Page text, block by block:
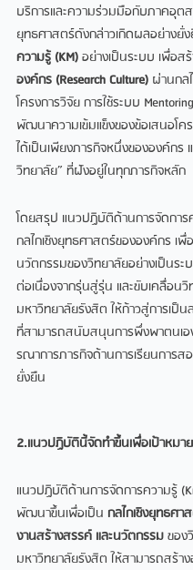
บริการและความร่วมมือกับภาคอุต
ยุทธศาสตร์ดังกล่าวเกิดผลอย่าง
ความรู้ (KM)อย่างเป็นระบบ เพื่อส
องค์กร (Research Culture) ผ่านกล
โครงการวิจัย การใช้ระบบ
พัฒนาความเข้มแข็งของข้อเสนอโค
ได้เป็นเพียงภารกิจหนึ่งขององค์กร
วิทยาลัย” ที่ฝังอยู่ในทุกภารกิจหลัก
โดยสรุป แนวปฏิบัติด้านการจัดกา
กลไกเชิงยุทธศาสตร์ขององค์กร เ
นวัตกรรมของวิทยาลัยอย่างเป็นระ
ต่อเนื่องจากรุ่นสู่รุ่น และขับเคลื่อน
มหาวิทยาลัยรังสิต ให้ก้าวสู่การเ
ที่สามารถสนับสนุนการพึ่งพาตนเอ
รณาการภารกิจด้านการเรียนการส
ยั่งยืน
2.แนวปฏิบัตินี้จัดทำขึ้นเพื่อเป้าหมาย
แนวปฏิบัติด้านการจัดการความรู้
พัฒนาขึ้นเพื่อเป็น กลไกเชิงยุทธศ
งานสร้างสรรค์ และนวัตกรรมของ
มหาวิทยาลัยรังสิต ให้สามารถสร้า